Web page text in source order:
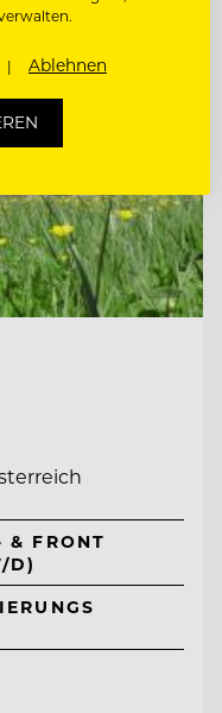
& FRONT
D)
Ablehnen